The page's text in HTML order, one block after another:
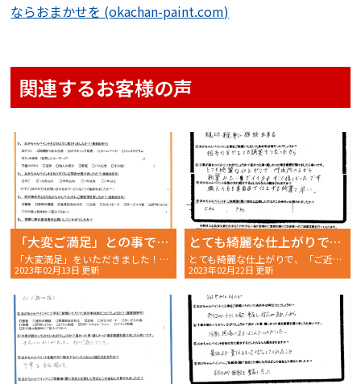
ならおまかせを (okachan-paint.com)
関連するお客様の声
「大変ご満足」との事です。
「大変満足」をいただきました！明石市大久保町 A様 〜ご契約後アンケート〜
2023年02月13日 更新
とても綺麗な仕上がりで、「ご近所の方から 新築みたいでイイネ！」って すごく嬉しかったです。
とても綺麗な仕上がりで、「ご近所の方から 新築みたいでイイネ！」ってすごく嬉しかったです。」神戸市西区T様からの完工後アンケートです〜
2023年02月22日 更新